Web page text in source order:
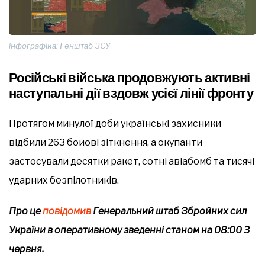
інфографіка: Генштаб ЗСУ
Російські війська продовжують активні
наступальні дії вздовж усієї лінії фронту
Протягом минулої доби українські захисники
відбили 263 бойові зіткнення, а окупанти
застосували десятки ракет, сотні авіабомб та тисячі
ударних безпілотників.
Про цеповідомив Генеральний штаб Збройних сил
України в оперативному зведенні станом на 08:00 3
червня.